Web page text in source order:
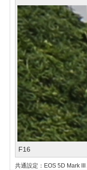
F16
共通設定：EOS 5D Mark